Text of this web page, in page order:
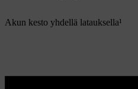
Akun kesto yhdellä latauksella¹